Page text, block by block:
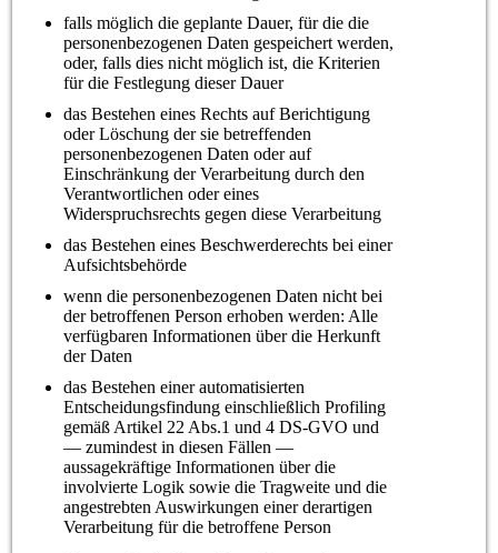
falls möglich die geplante Dauer, für die die
personenbezogenen Daten gespeichert werden,
oder, falls dies nicht möglich ist, die Kriterien
für die Festlegung dieser Dauer
das Bestehen eines Rechts auf Berichtigung
oder Löschung der sie betreffenden
personenbezogenen Daten oder auf
Einschränkung der Verarbeitung durch den
Verantwortlichen oder eines
Widerspruchsrechts gegen diese Verarbeitung
das Bestehen eines Beschwerderechts bei einer
Aufsichtsbehörde
wenn die personenbezogenen Daten nicht bei
der betroffenen Person erhoben werden: Alle
verfügbaren Informationen über die Herkunft
der Daten
das Bestehen einer automatisierten
Entscheidungsfindung einschließlich Profiling
gemäß Artikel 22 Abs.1 und 4 DS-GVO und
— zumindest in diesen Fällen —
aussagekräftige Informationen über die
involvierte Logik sowie die Tragweite und die
angestrebten Auswirkungen einer derartigen
Verarbeitung für die betroffene Person